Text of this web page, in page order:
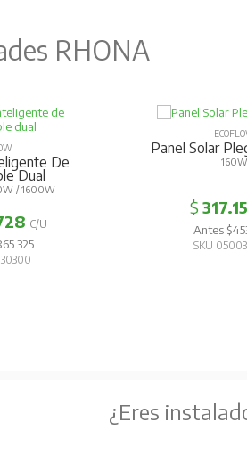
RHONA
De
Dual
/ 1600W
C/U
Panel Solar
160W
$
Antes
SKU
¿Eres